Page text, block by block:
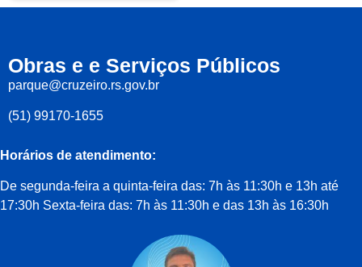
Obras e e Serviços Públicos
parque@cruzeiro.rs.gov.br
(51) 99170-1655
Horários de atendimento:
De segunda-feira a quinta-feira das: 7h às 11:30h e 13h até
17:30h Sexta-feira das: 7h às 11:30h e das 13h às 16:30h